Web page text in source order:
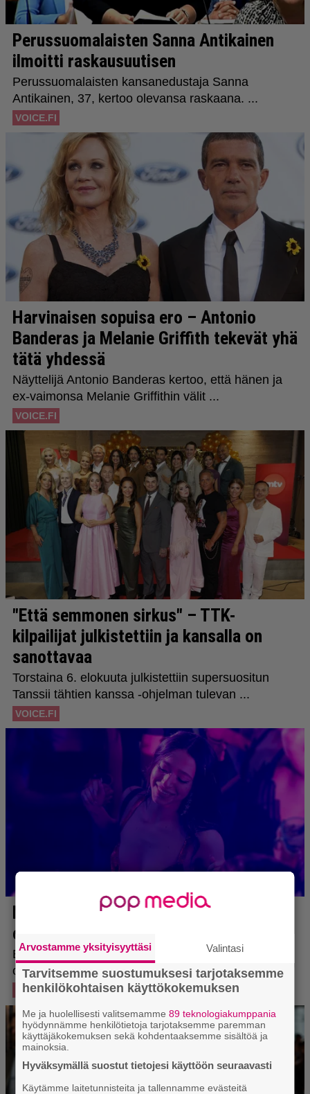
Arvostamme yksityisyyttäsi Valintasi
Tarvitsemme suostumuksesi tarjotaksemme
henkilökohtaisen käyttökokemuksen
Me ja huolellisesti valitsemamme89 teknologiakumppania
hyödynnämme henkilötietoja tarjotaksemme paremman
käyttäjäkokemuksen sekä kohdentaaksemme sisältöä ja
mainoksia.
Hyväksymällä suostut tietojesi käyttöön seuraavasti
Käytämme laitetunnisteita ja tallennamme evästeitä